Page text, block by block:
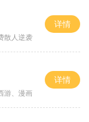
散人逆袭
详情
游、漫画
详情